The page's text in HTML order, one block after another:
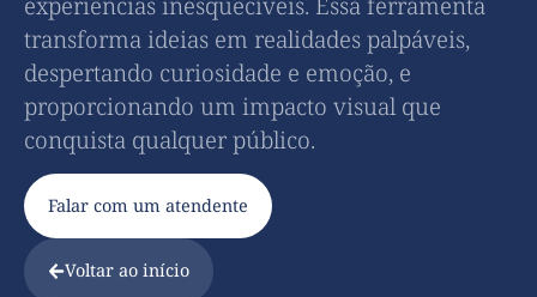
transforma ideias em realidades palpáveis,
despertando curiosidade e emoção, e
proporcionando um impacto visual que
conquista qualquer público.
Falar com um atendente
Voltar ao início